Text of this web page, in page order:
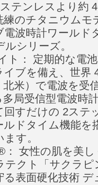
テンレスより約
練のチタニウムモ
波時計ワールド
シリーズ。
ト： 定期的な電
ブを備え、世界
米）で電波を受
局受信型電波時
回すだけの 2ステ
ドタイム機能を
す。
女性の肌を美し
テクト「サクラ
表面硬化技術